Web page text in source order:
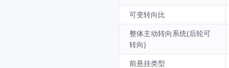
可变转向比
整体主动转向系统(后轮可
转向)
前悬挂类型